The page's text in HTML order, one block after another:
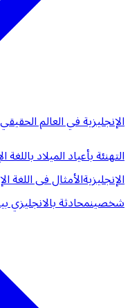
الإنجليزية في العالم الحقيقي
التهنئة بأعياد الميلاد باللغة
الإنجليزيةالأمثال فى اللغة
شخصينمحادثة بالانجليزي